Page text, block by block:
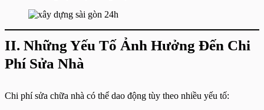
II. Những Yếu Tố Ảnh Hưởng Đến Chi
Phí Sửa Nhà
Chi phí sửa chữa nhà có thể dao động tùy theo nhiều yếu tố: